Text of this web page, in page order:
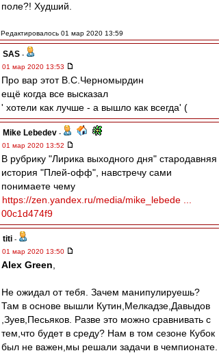
поле?! Худший.
Редактировалось 01 мар 2020 13:59
SAS -
01 мар 2020 13:53
Про вар этот В.С.Черномырдин
ещё когда все высказал
' хотели как лучше - а вышло как всегда' (
Mike Lebedev -
01 мар 2020 13:52
В рубрику "Лирика выходного дня" стародавняя
история "Плей-офф", навстречу сами
понимаете чему
https://zen.yandex.ru/media/mike_lebede ...
00c1d474f9
titi -
01 мар 2020 13:50
Alex Green
Не ожидал от тебя. Зачем манипулируешь?
Там в основе вышли Кутин,Мелкадзе,Давыдов
,Зуев,Песьяков. Разве это можно сравнивать с
тем,что будет в среду? Нам в том сезоне Кубок
был не важен,мы решали задачи в чемпионате.